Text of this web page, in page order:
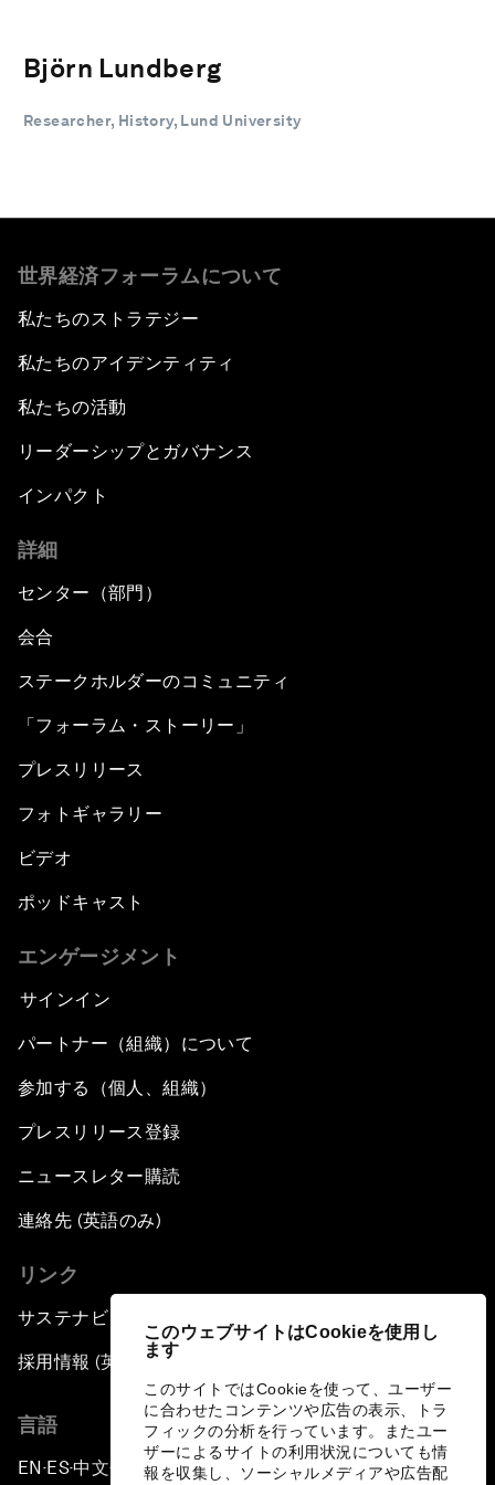
このウェブサイトはCookieを使用し
ます
このサイトではCookieを使って、ユーザー
に合わせたコンテンツや広告の表示、トラ
フィックの分析を行っています。またユー
ザーによるサイトの利用状況についても情
報を収集し、ソーシャルメディアや広告配
Björn Lundberg
Researcher, History, Lund University
世界経済フォーラムについて
私たちのストラテジー
私たちのアイデンティティ
私たちの活動
リーダーシップとガバナンス
インパクト
詳細
センター（部門）
会合
ステークホルダーのコミュニティ
「フォーラム・ストーリー」
プレスリリース
フォトギャラリー
ビデオ
ポッドキャスト
エンゲージメント
サインイン
パートナー（組織）について
参加する（個人、組織）
プレスリリース登録
ニュースレター購読
連絡先 (英語のみ)
リンク
サステナビリティへの取り組み
採用情報 (英語のみ)
言語
EN ▪ES▪中文▪ 日本語